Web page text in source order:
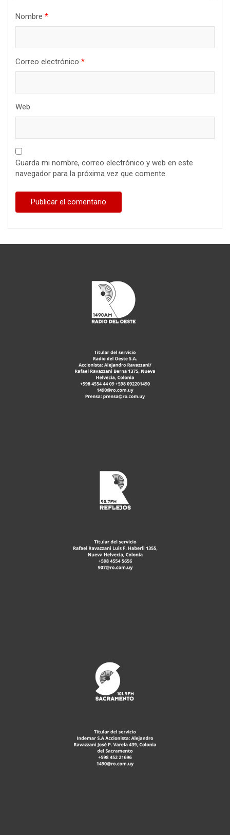
Nombre *
Correo electrónico *
Web
Guarda mi nombre, correo electrónico y web en este
navegador para la próxima vez que comente.